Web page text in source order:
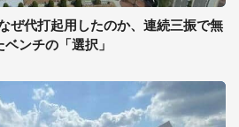
ぜ代打起用したのか、連続三振で無
ンチの「選択」